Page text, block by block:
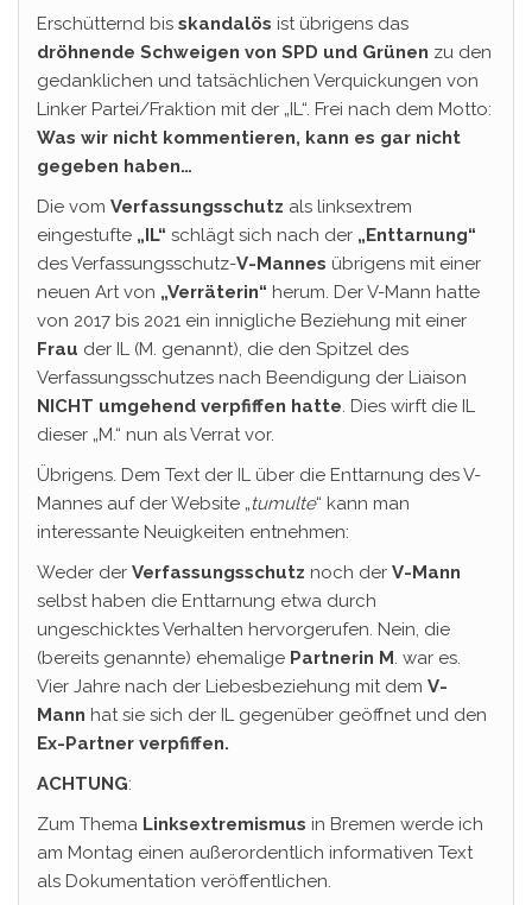
Erschütternd bis skandalös ist übrigens das
dröhnende Schweigen von SPD und Grünen zu den
gedanklichen und tatsächlichen Verquickungen von
Linker Partei/Fraktion mit der „IL“. Frei nach dem Motto:
Was wir nicht kommentieren, kann es gar nicht
gegeben haben…
Die vom Verfassungsschutz als linksextrem
eingestufte „IL“ schlägt sich nach der „Enttarnung“
des Verfassungsschutz-V-Mannes übrigens mit einer
neuen Art von „Verräterin“ herum. Der V-Mann hatte
von 2017 bis 2021 ein innigliche Beziehung mit einer
Frau der IL (M. genannt), die den Spitzel des
Verfassungsschutzes nach Beendigung der Liaison
NICHT umgehend verpfiffen hatte. Dies wirft die IL
dieser „M.“ nun als Verrat vor.
Übrigens. Dem Text der IL über die Enttarnung des V-
Mannes auf der Website „tumulte“ kann man
interessante Neuigkeiten entnehmen:
Weder der Verfassungsschutz noch der V-Mann
selbst haben die Enttarnung etwa durch
ungeschicktes Verhalten hervorgerufen. Nein, die
(bereits genannte) ehemalige Partnerin M. war es.
Vier Jahre nach der Liebesbeziehung mit dem V-
Mann hat sie sich der IL gegenüber geöffnet und den
Ex-Partner verpfiffen.
ACHTUNG:
Zum Thema Linksextremismus in Bremen werde ich
am Montag einen außerordentlich informativen Text
als Dokumentation veröffentlichen.